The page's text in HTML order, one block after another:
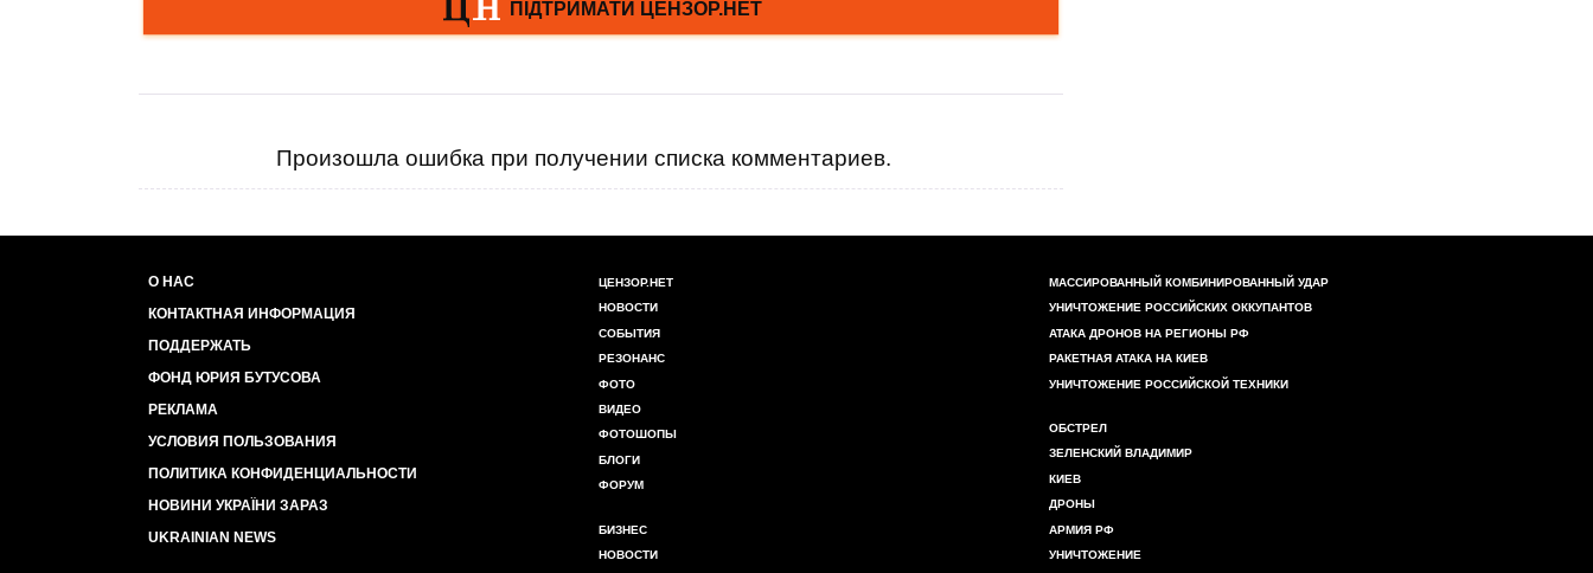
Произошла ошибка при получении списка комментариев.
О НАС
КОНТАКТНАЯ ИНФОРМАЦИЯ
ПОДДЕРЖАТЬ
ФОНД ЮРИЯ БУТУСОВА
РЕКЛАМА
УСЛОВИЯ ПОЛЬЗОВАНИЯ
ПОЛИТИКА КОНФИДЕНЦИАЛЬНОСТИ
НОВИНИ УКРАЇНИ ЗАРАЗ
UKRAINIAN NEWS
ЦЕНЗОР.НЕТ
НОВОСТИ
СОБЫТИЯ
РЕЗОНАНС
ФОТО
ВИДЕО
ФОТОШОПЫ
БЛОГИ
ФОРУМ
БИЗНЕС
НОВОСТИ
МАССИРОВАННЫЙ КОМБИНИРОВАННЫЙ УДАР
УНИЧТОЖЕНИЕ РОССИЙСКИХ ОККУПАНТОВ
АТАКА ДРОНОВ НА РЕГИОНЫ РФ
РАКЕТНАЯ АТАКА НА КИЕВ
УНИЧТОЖЕНИЕ РОССИЙСКОЙ ТЕХНИКИ
ОБСТРЕЛ
ЗЕЛЕНСКИЙ ВЛАДИМИР
КИЕВ
ДРОНЫ
АРМИЯ РФ
УНИЧТОЖЕНИЕ